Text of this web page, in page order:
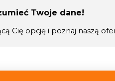
Twoje dane!
Cię opcję i poznaj naszą